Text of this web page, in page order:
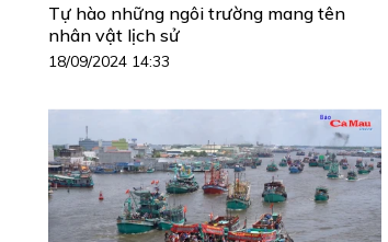
Tự hào những ngôi trường mang tên
nhân vật lịch sử
18/09/2024 14:33